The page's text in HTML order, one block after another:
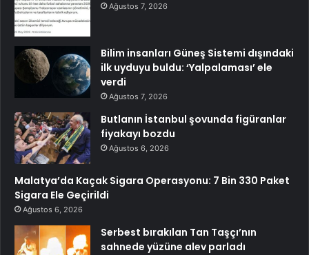
Ağustos 7, 2026
Bilim insanları Güneş Sistemi dışındaki
ilk uyduyu buldu: ‘Yalpalaması’ ele
verdi
Ağustos 7, 2026
Butlanın İstanbul şovunda figüranlar
fiyakayı bozdu
Ağustos 6, 2026
Malatya’da Kaçak Sigara Operasyonu: 7 Bin 330 Paket
Sigara Ele Geçirildi
Ağustos 6, 2026
Serbest bırakılan Tan Taşçı’nın
sahnede yüzüne alev parladı